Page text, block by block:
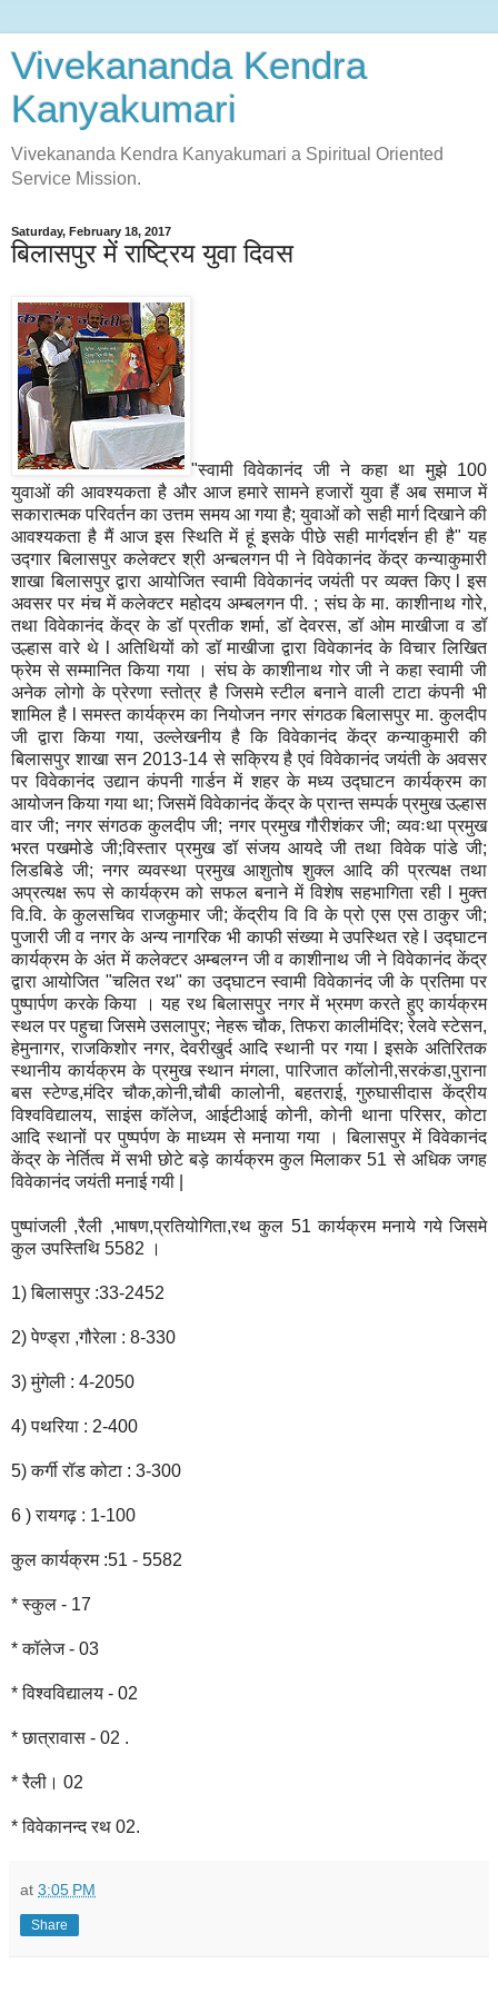
Vivekananda Kendra
Kanyakumari
Vivekananda Kendra Kanyakumari a Spiritual Oriented
Service Mission.
Saturday, February 18, 2017
बिलासपुर में राष्ट्रिय युवा दिवस
"स्वामी विवेकानंद जी ने कहा था मुझे 100
युवाओं की आवश्यकता है और आज हमारे सामने हजारों युवा हैं अब समाज में
सकारात्मक परिवर्तन का उत्तम समय आ गया है; युवाओं को सही मार्ग दिखाने की
आवश्यकता है मैं आज इस स्थिति में हूं इसके पीछे सही मार्गदर्शन ही है" यह
उद्गार बिलासपुर कलेक्टर श्री अन्बलगन पी ने विवेकानंद केंद्र कन्याकुमारी
शाखा बिलासपुर द्वारा आयोजित स्वामी विवेकानंद जयंती पर व्यक्त किए l इस
अवसर पर मंच में कलेक्टर महोदय अम्बलगन पी. ; संघ के मा. काशीनाथ गोरे,
तथा विवेकानंद केंद्र के डॉ प्रतीक शर्मा, डॉ देवरस, डॉ ओम माखीजा व डॉ
उल्हास वारे थे l अतिथियों को डॉ माखीजा द्वारा विवेकानंद के विचार लिखित
फ्रेम से सम्मानित किया गया । संघ के काशीनाथ गोर जी ने कहा स्वामी जी
अनेक लोगो के प्रेरणा स्तोत्र है जिसमे स्टील बनाने वाली टाटा कंपनी भी
शामिल है l समस्त कार्यक्रम का नियोजन नगर संगठक बिलासपुर मा. कुलदीप
जी द्वारा किया गया, उल्लेखनीय है कि विवेकानंद केंद्र कन्याकुमारी की
बिलासपुर शाखा सन 2013-14 से सक्रिय है एवं विवेकानंद जयंती के अवसर
पर विवेकानंद उद्यान कंपनी गार्डन में शहर के मध्य उद्घाटन कार्यक्रम का
आयोजन किया गया था; जिसमें विवेकानंद केंद्र के प्रान्त सम्पर्क प्रमुख उल्हास
वार जी; नगर संगठक कुलदीप जी; नगर प्रमुख गौरीशंकर जी; व्यवःथा प्रमुख
भरत पखमोडे जी;विस्तार प्रमुख डॉ संजय आयदे जी तथा विवेक पांडे जी;
लिडबिडे जी; नगर व्यवस्था प्रमुख आशुतोष शुक्ल आदि की प्रत्यक्ष तथा
अप्रत्यक्ष रूप से कार्यक्रम को सफल बनाने में विशेष सहभागिता रही l मुक्त
वि.वि. के कुलसचिव राजकुमार जी; केंद्रीय वि वि के प्रो एस एस ठाकुर जी;
पुजारी जी व नगर के अन्य नागरिक भी काफी संख्या मे उपस्थित रहे l उद्घाटन
कार्यक्रम के अंत में कलेक्टर अम्बलग्न जी व काशीनाथ जी ने विवेकानंद केंद्र
द्वारा आयोजित "चलित रथ" का उद्घाटन स्वामी विवेकानंद जी के प्रतिमा पर
पुष्पार्पण करके किया । यह रथ बिलासपुर नगर में भ्रमण करते हुए कार्यक्रम
स्थल पर पहुचा जिसमे उसलापुर; नेहरू चौक, तिफरा कालीमंदिर; रेलवे स्टेसन,
हेमुनागर, राजकिशोर नगर, देवरीखुर्द आदि स्थानी पर गया l इसके अतिरितक
स्थानीय कार्यक्रम के प्रमुख स्थान मंगला, पारिजात कॉलोनी,सरकंडा,पुराना
बस स्टेण्ड,मंदिर चौक,कोनी,चौबी कालोनी, बहतराई, गुरुघासीदास केंद्रीय
विश्वविद्यालय, साइंस कॉलेज, आईटीआई कोनी, कोनी थाना परिसर, कोटा
आदि स्थानों पर पुष्पर्पण के माध्यम से मनाया गया । बिलासपुर में विवेकानंद
केंद्र के नेर्तित्व में सभी छोटे बड़े कार्यक्रम कुल मिलाकर 51 से अधिक जगह
विवेकानंद जयंती मनाई गयी |
पुष्पांजली ,रैली ,भाषण,प्रतियोगिता,रथ कुल 51 कार्यक्रम मनाये गये जिसमे
कुल उपस्तिथि 5582 ।
1) बिलासपुर :33-2452
2) पेण्ड्रा ,गौरेला : 8-330
3) मुंगेली : 4-2050
4) पथरिया : 2-400
5) कर्गी रॉड कोटा : 3-300
6 ) रायगढ़ : 1-100
कुल कार्यक्रम :51 - 5582
* स्कुल - 17
* कॉलेज - 03
* विश्वविद्यालय - 02
* छात्रावास - 02 .
* रैली। 02
* विवेकानन्द रथ 02.
at 3:05 PM
Share